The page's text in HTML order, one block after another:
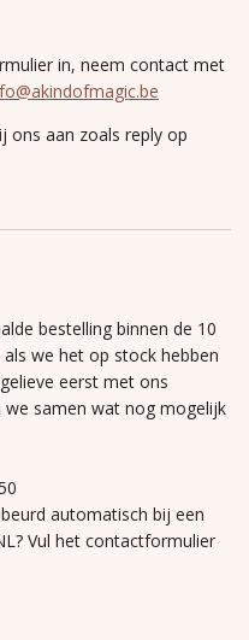
in, neem contact met
ons aan zoals reply op
bestelling binnen de 10
we het op stock hebben
eerst met ons
samen wat nog mogelijk
automatisch bij een
Vul het contactformulier